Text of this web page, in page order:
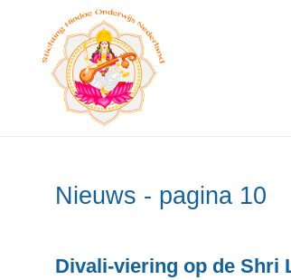
Nieuws - pagina 10
Divali-viering op de Shri